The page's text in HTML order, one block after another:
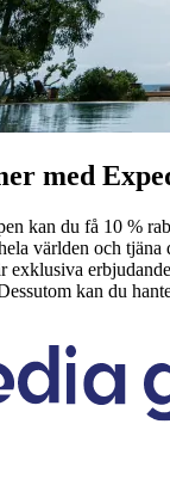
med
kan du få 10 %
världen och tjäna
exklusiva
kan du